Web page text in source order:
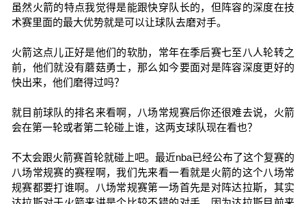
虽然火箭的特点我觉得是能跟快穿队长的，但阵容的深度在技
术赛里面的最大优势就是可以让球队去磨对手。
火箭这点儿正好是他们的软肋，常年在季后赛七至八人轮转之
前，他们就没有蘑菇勇士，那么如今要面对是阵容深度更好的
快出来，他们磨得过吗？
就目前球队的排名来看啊，八场常规赛后你还很难去说，火箭
会在第一轮或者第二轮碰上谁，这两支球队现在看也？
不太会跟火箭赛首轮就碰上吧。最近nba已经公布了这个复赛的
八场常规赛的赛程啊，我们先来看一看就是火箭的这个八场常
规赛都要打谁啊。八场常规赛第一场首先是对阵达拉斯，其实